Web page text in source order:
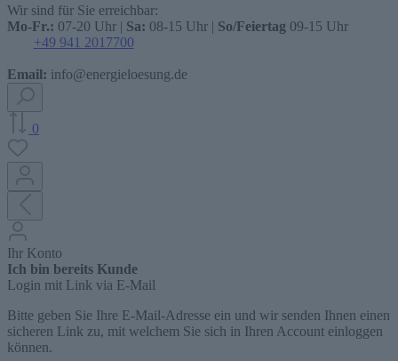
Wir sind für Sie erreichbar:
Mo-Fr.: 07-20 Uhr | Sa: 08-15 Uhr | So/Feiertag 09-15 Uhr
+49 941 2017700
Email: info@energieloesung.de
0
Ihr Konto
Ich bin bereits Kunde
Login mit Link via E-Mail
Bitte geben Sie Ihre E-Mail-Adresse ein und wir senden Ihnen einen
sicheren Link zu, mit welchem Sie sich in Ihren Account einloggen
können.